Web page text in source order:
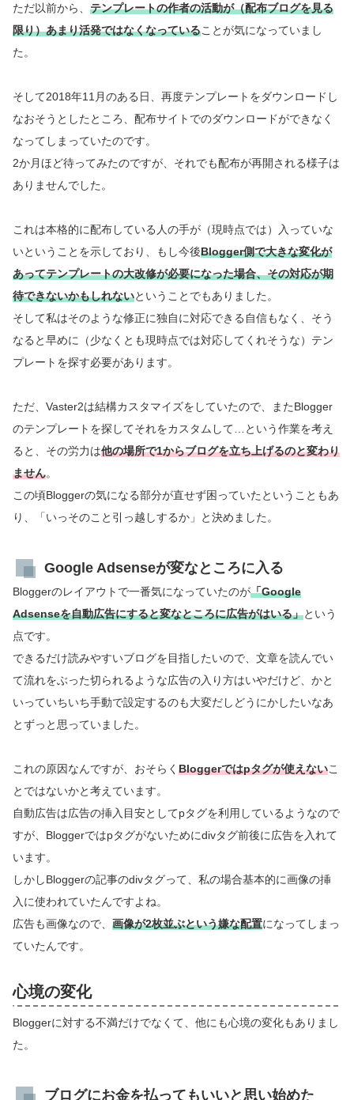
ただ以前から、 テンプレートの作者の活動が（配布ブログを見る
限り）あまり活発ではなくなっていることが気になっていまし
た。
そして2018年11月のある日、再度テンプレートをダウンロードし
なおそうとしたところ、配布サイトでのダウンロードができなく
なってしまっていたのです。
2か月ほど待ってみたのですが、それでも配布が再開される様子は
ありませんでした。
これは本格的に配布している人の手が（現時点では）入っていな
いということを示しており、もし今後Blogger側で大きな変化が
あってテンプレートの大改修が必要になった場合、その対応が期
待できないかもしれないということでもありました。
そして私はそのような修正に独自に対応できる自信もなく、そう
なると早めに（少なくとも現時点では対応してくれそうな）テン
プレートを探す必要があります。
ただ、Vaster2は結構カスタマイズをしていたので、またBlogger
のテンプレートを探してそれをカスタムして…という作業を考え
ると、その労力は他の場所で1からブログを立ち上げるのと変わり
ません。
この頃Bloggerの気になる部分が直せず困っていたということもあ
り、「いっそのこと引っ越しするか」と決めました。
Google Adsenseが変なところに入る
Bloggerのレイアウトで一番気になっていたのが「Google
Adsenseを自動広告にすると変なところに広告がはいる」という
点です。
できるだけ読みやすいブログを目指したいので、文章を読んでい
て流れをぶった切られるような広告の入り方はいやだけど、かと
いっていちいち手動で設定するのも大変だしどうにかしたいなあ
とずっと思っていました。
これの原因なんですが、おそらく Bloggerではpタグが使えないこ
とではないかと考えています。
自動広告は広告の挿入目安としてpタグを利用しているようなので
すが、Bloggerではpタグがないためにdivタグ前後に広告を入れて
います。
しかしBloggerの記事のdivタグって、私の場合基本的に画像の挿
入に使われていたんですよね。
広告も画像なので、 画像が2枚並ぶという嫌な配置になってしまっ
ていたんです。
心境の変化
Bloggerに対する不満だけでなくて、他にも心境の変化もありまし
た。
ブログにお金を払ってもいいと思い始めた